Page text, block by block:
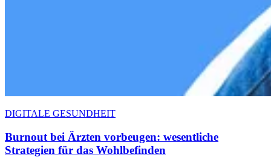
DIGITALE GESUNDHEIT
Burnout bei Ärzten vorbeugen: wesentliche
Strategien für das Wohlbefinden